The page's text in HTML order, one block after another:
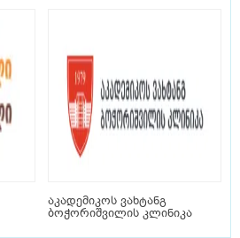
აკადემიკოს ვახტანგ
ბოჭორიშვილის კლინიკა